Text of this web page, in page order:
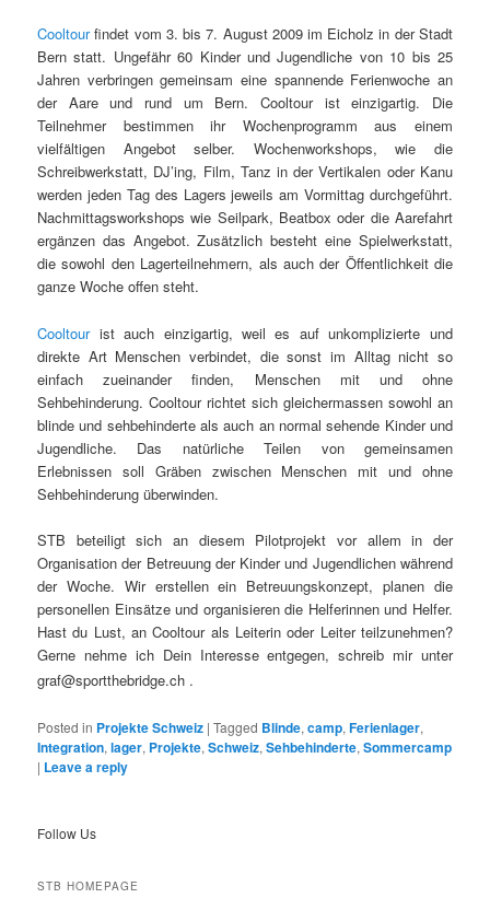
Cooltourfindet vom 3. bis 7. August 2009 im Eicholz in der Stadt
Bern statt. Ungefähr 60 Kinder und Jugendliche von 10 bis 25
Jahren verbringen gemeinsam eine spannende Ferienwoche an
der Aare und rund um Bern. Cooltour ist einzigartig. Die
Teilnehmer bestimmen ihr Wochenprogramm aus einem
vielfältigen Angebot selber. Wochenworkshops, wie die
Schreibwerkstatt, DJ’ing, Film, Tanz in der Vertikalen oder Kanu
werden jeden Tag des Lagers jeweils am Vormittag durchgeführt.
Nachmittagsworkshops wie Seilpark, Beatbox oder die Aarefahrt
ergänzen das Angebot. Zusätzlich besteht eine Spielwerkstatt,
die sowohl den Lagerteilnehmern, als auch der Öffentlichkeit die
ganze Woche offen steht.
Cooltourist auch einzigartig, weil es auf unkomplizierte und
direkte Art Menschen verbindet, die sonst im Alltag nicht so
einfach zueinander finden, Menschen mit und ohne
Sehbehinderung. Cooltour richtet sich gleichermassen sowohl an
blinde und sehbehinderte als auch an normal sehende Kinder und
Jugendliche. Das natürliche Teilen von gemeinsamen
Erlebnissen soll Gräben zwischen Menschen mit und ohne
Sehbehinderung überwinden.
STB beteiligt sich an diesem Pilotprojekt vor allem in der
Organisation der Betreuung der Kinder und Jugendlichen während
der Woche. Wir erstellen ein Betreuungskonzept, planen die
personellen Einsätze und organisieren die Helferinnen und Helfer.
Hast du Lust, an Cooltour als Leiterin oder Leiter teilzunehmen?
Gerne nehme ich Dein Interesse entgegen, schreib mir unter
graf@sportthebridge.ch .
Posted in Projekte Schweiz |Tagged Blinde,camp,Ferienlager,
Integration,lager, Projekte,Schweiz,Sehbehinderte,Sommercamp
| Leave a reply
Follow Us
STB HOMEPAGE